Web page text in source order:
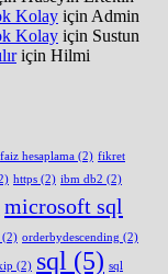
Kolay için Admin
Kolay için Sustun
için Hilmi
faiz hesaplama (2) fikret
https (2) ibm db2 (2)
microsoft sql
(2) orderbydescending (2)
(2) sql (5) sql